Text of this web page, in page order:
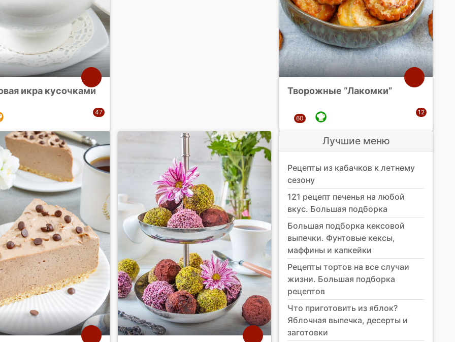
икра кусочками Творожные “Лакомки”
Лучшие меню
Рецепты из кабачков к летнему
сезону
121 рецепт печенья на любой
вкус. Большая подборка
Большая подборка кексовой
выпечки. Фунтовые кексы,
маффины и капкейки
Рецепты тортов на все случаи
жизни. Большая подборка
рецептов
Что приготовить из яблок?
Яблочная выпечка, десерты и
заготовки